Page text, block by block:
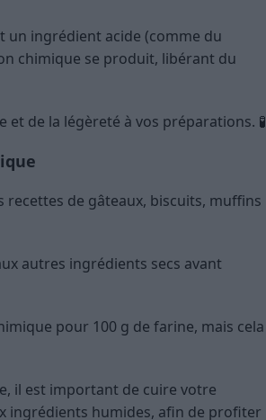
un ingrédient acide (comme du
chimique se produit, libérant du
de la légèreté à vos préparations. 🧪
recettes de gâteaux, biscuits, muffins
autres ingrédients secs avant
pour 100 g de farine, mais cela
il est important de cuire votre
ingrédients humides, afin de profiter